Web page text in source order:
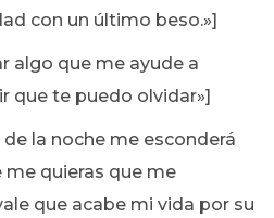
con un último beso.»]
algo que me ayude a
que te puedo olvidar»]
la noche me esconderá
me quieras que me
que acabe mi vida por su